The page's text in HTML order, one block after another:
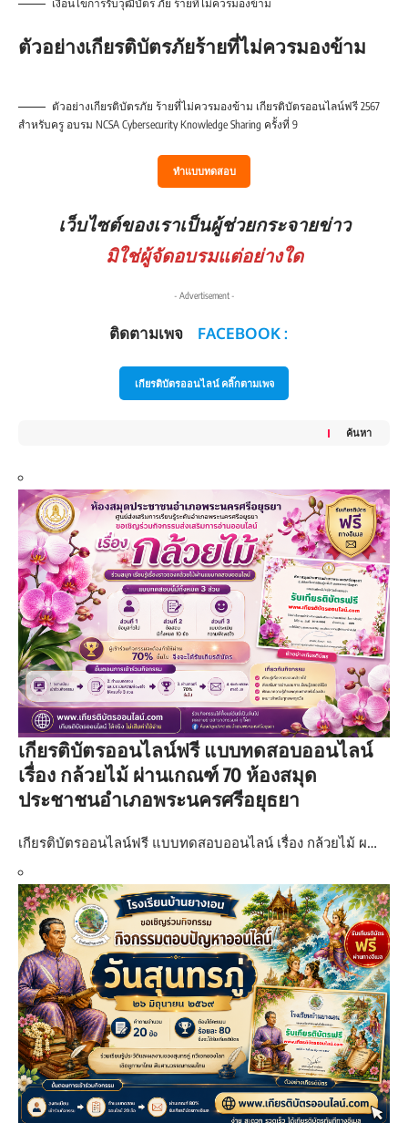
เงื่อนไขการรับวุฒิบัตร ภัย ร้ายที่ไม่ควรมองข้าม
ตัวอย่างเกียรติบัตรภัยร้ายที่ไม่ควรมองข้าม
ตัวอย่างเกียรติบัตรภัย ร้ายที่ไม่ควรมองข้าม เกียรติบัตรออนไลน์ฟรี 2567
สำหรับครู อบรม NCSA Cybersecurity Knowledge Sharing ครั้งที่ 9
ทำแบบทดสอบ
เว็บไซต์ของเราเป็นผู้ช่วยกระจายข่าว
มิใช่ผู้จัดอบรมแต่อย่างใด
- Advertisement -
ติดตามเพจ FACEBOOK :
เกียรติบัตรออนไลน์ คลิ๊กตามเพจ
ค้นหา
เกียรติบัตรออนไลน์ฟรี แบบทดสอบออนไลน์
เรื่อง กล้วยไม้ ผ่านเกณฑ์ 70 ห้องสมุด
ประชาชนอำเภอพระนครศรีอยุธยา
เกียรติบัตรออนไลน์ฟรี แบบทดสอบออนไลน์ เรื่อง กล้วยไม้ ผ…